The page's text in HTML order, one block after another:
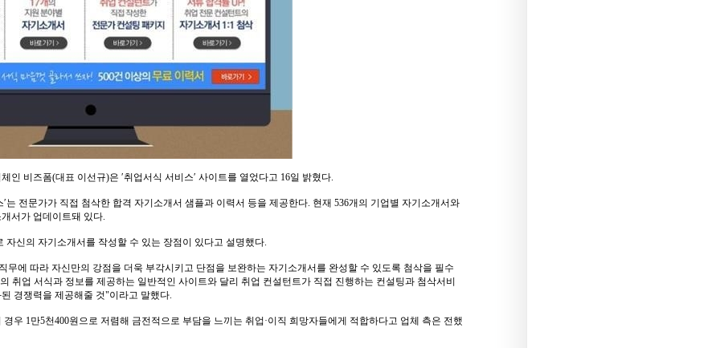
인 비즈폼(대표 이선규)은 ′취업서식 서비스′ 사이트를 열었다고 16일 밝혔다.
′는 전문가가 직접 첨삭한 합격 자기소개서 샘플과 이력서 등을 제공한다. 현재 536개의 기업별 자기소개서와
서가 업데이트돼 있다.
자신의 자기소개서를 작성할 수 있는 장점이 있다고 설명했다.
무에 따라 자신만의 강점을 더욱 부각시키고 단점을 보완하는 자기소개서를 완성할 수 있도록 첨삭을 필수
취업 서식과 정보를 제공하는 일반적인 사이트와 달리 취업 컨설턴트가 직접 진행하는 컨설팅과 첨삭서비
경쟁력을 제공해줄 것"이라고 말했다.
우 1만5천400원으로 저렴해 금전적으로 부담을 느끼는 취업·이직 희망자들에게 적합하다고 업체 측은 전했